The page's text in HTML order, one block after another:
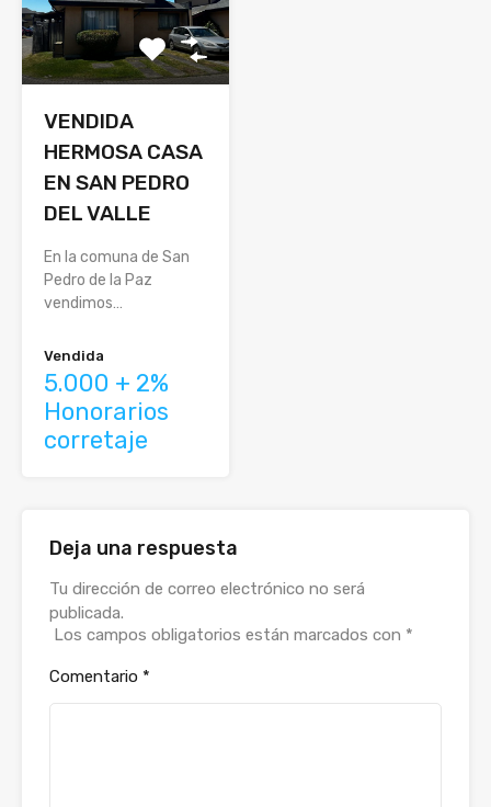
VENDIDA
HERMOSA CASA
EN SAN PEDRO
DEL VALLE
En la comuna de San
Pedro de la Paz
vendimos…
Vendida
5.000 + 2%
Honorarios
corretaje
Deja una respuesta
Tu dirección de correo electrónico no será
publicada.
Los campos obligatorios están marcados con *
Comentario *
Alternative: